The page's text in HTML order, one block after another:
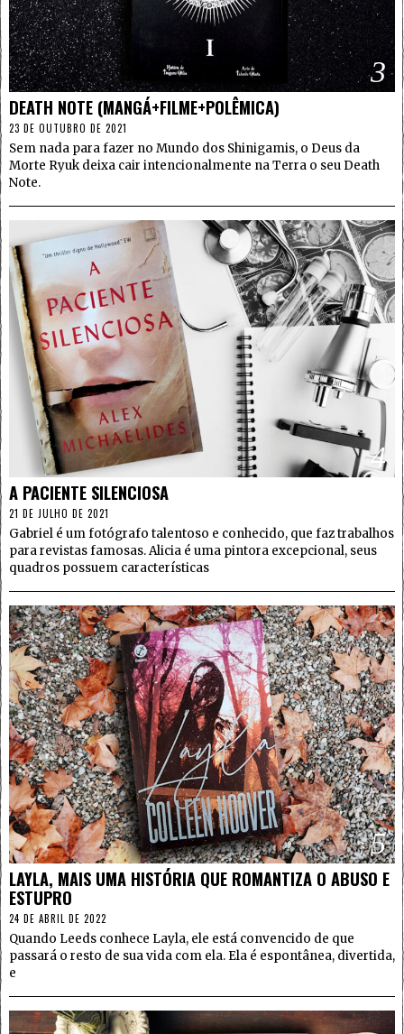
3
DEATH NOTE (MANGÁ+FILME+POLÊMICA)
23 DE OUTUBRO DE 2021
Sem nada para fazer no Mundo dos Shinigamis, o Deus da
Morte Ryuk deixa cair intencionalmente na Terra o seu Death
Note.
4
A PACIENTE SILENCIOSA
21 DE JULHO DE 2021
Gabriel é um fotógrafo talentoso e conhecido, que faz trabalhos
para revistas famosas. Alicia é uma pintora excepcional, seus
quadros possuem características
5
LAYLA, MAIS UMA HISTÓRIA QUE ROMANTIZA O ABUSO E
ESTUPRO
24 DE ABRIL DE 2022
Quando Leeds conhece Layla, ele está convencido de que
passará o resto de sua vida com ela. Ela é espontânea, divertida,
e